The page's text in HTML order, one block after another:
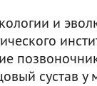
и
сустав у